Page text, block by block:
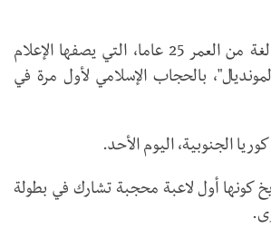
وظهرت اللاعبة، البالغة من العمر 25 عاما، التي يصفها الإعلام
بالحجاب الإسلامي لأول مرة في
كونها أول لاعبة محجبة تشارك في بطولة